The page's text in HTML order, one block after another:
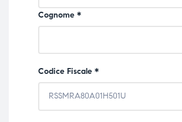
Cognome *
Codice Fiscale *